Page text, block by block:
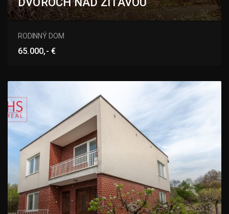
Bešeňovská ulica, Dvory nad Žitavou
RODINNÝ DOM
65.000,- €